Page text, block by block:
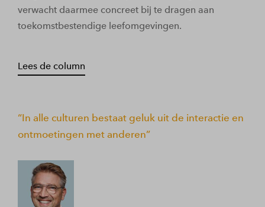
verwacht daarmee concreet bij te dragen aan
toekomstbestendige leefomgevingen.
Lees de column
In alle culturen bestaat geluk uit de interactie en
ontmoetingen met anderen